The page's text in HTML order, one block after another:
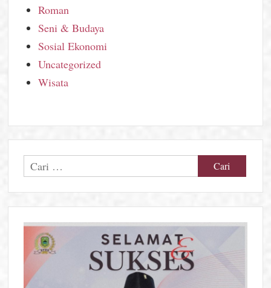
Roman
Seni & Budaya
Sosial Ekonomi
Uncategorized
Wisata
Cari
untuk: